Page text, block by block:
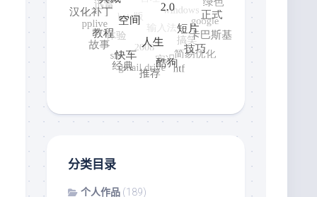
分类目录
个人作品 (189)